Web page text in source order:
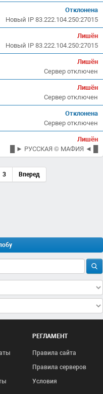
Отклонена
Новый IP 83.222.104.250:27015
Лишён
Новый IP 83.222.104.250:27015
Лишён
Сервер отключен
Лишён
Сервер отключен
Отклонена
Сервер отключен
Лишён
█ ► РУССКАЯ © МАФИЯ ◄ █
3 Вперед
РЕГЛАМЕНТ
Правила сайта
Правила серверов
Условия